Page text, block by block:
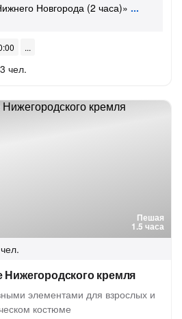
Новгорода (2 часа)»
чел.
Пешая
1.5 часа
кремля
элементами для взрослых и
костюме